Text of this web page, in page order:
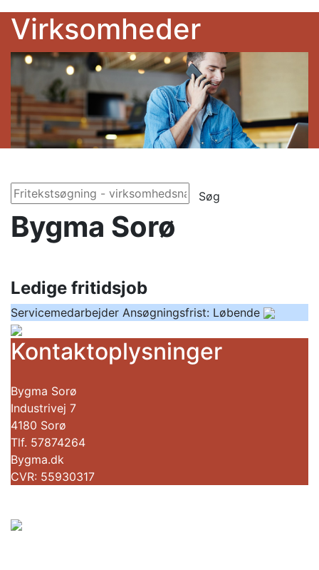
Virksomheder
Søg
Bygma Sorø
Ledige fritidsjob
Servicemedarbejder Ansøgningsfrist: Løbende
Kontaktoplysninger
Bygma Sorø
Industrivej 7
4180 Sorø
Tlf. 57874264
Bygma.dk
CVR: 55930317